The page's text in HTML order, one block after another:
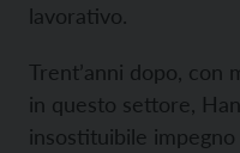
lavorativo.
Trent’anni dopo, con
in questo settore,
insostituibile